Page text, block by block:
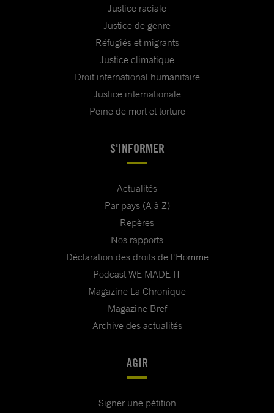
Justice raciale
Justice de genre
Réfugiés et migrants
Justice climatique
Droit international humanitaire
Justice internationale
Peine de mort et torture
S'INFORMER
Actualités
Par pays (A à Z)
Repères
Nos rapports
Déclaration des droits de l'Homme
Podcast WE MADE IT
Magazine La Chronique
Magazine Bref
Archive des actualités
AGIR
Signer une pétition